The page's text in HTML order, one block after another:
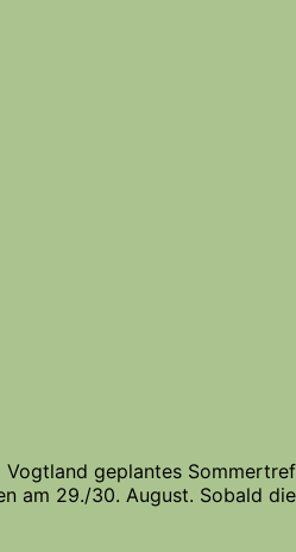
geplantes
am 29./30. August. Sobald